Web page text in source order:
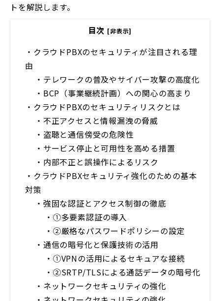
トを解説します。
目次 [非表示]
・ クラウドPBXのセキュリティが注目される理
由
・ テレワークの普及やサイバー攻撃の高度化
・ BCP（事業継続計画）への関心の高まり
・ クラウドPBXのセキュリティリスクとは
・ 不正アクセスと情報漏洩の脅威
・ 盗聴と通信傍受の危険性
・ サービス停止と可用性を高める措置
・ 内部不正と誤操作によるリスク
・ クラウドPBXセキュリティ強化のための基本
対策
・ 強固な認証とアクセス制御の徹底
・ ①多要素認証の導入
・ ②厳格なパスワードポリシーの設定
・ 通信の暗号化と保護技術の活用
・ ①VPNの活用によるセキュアな接続
・ ②SRTP/TLSによる通話データの暗号化
・ ネットワークセキュリティの強化